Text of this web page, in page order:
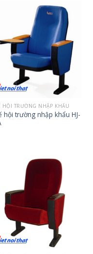
HỘI TRƯỜNG NHẬP KHẨU
hội trường nhập khẩu HJ-